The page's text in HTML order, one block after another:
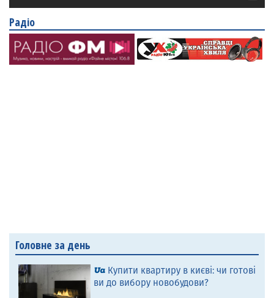
Радіо
Головне за день
Купити квартиру в києві: чи готові
ви до вибору новобудови?